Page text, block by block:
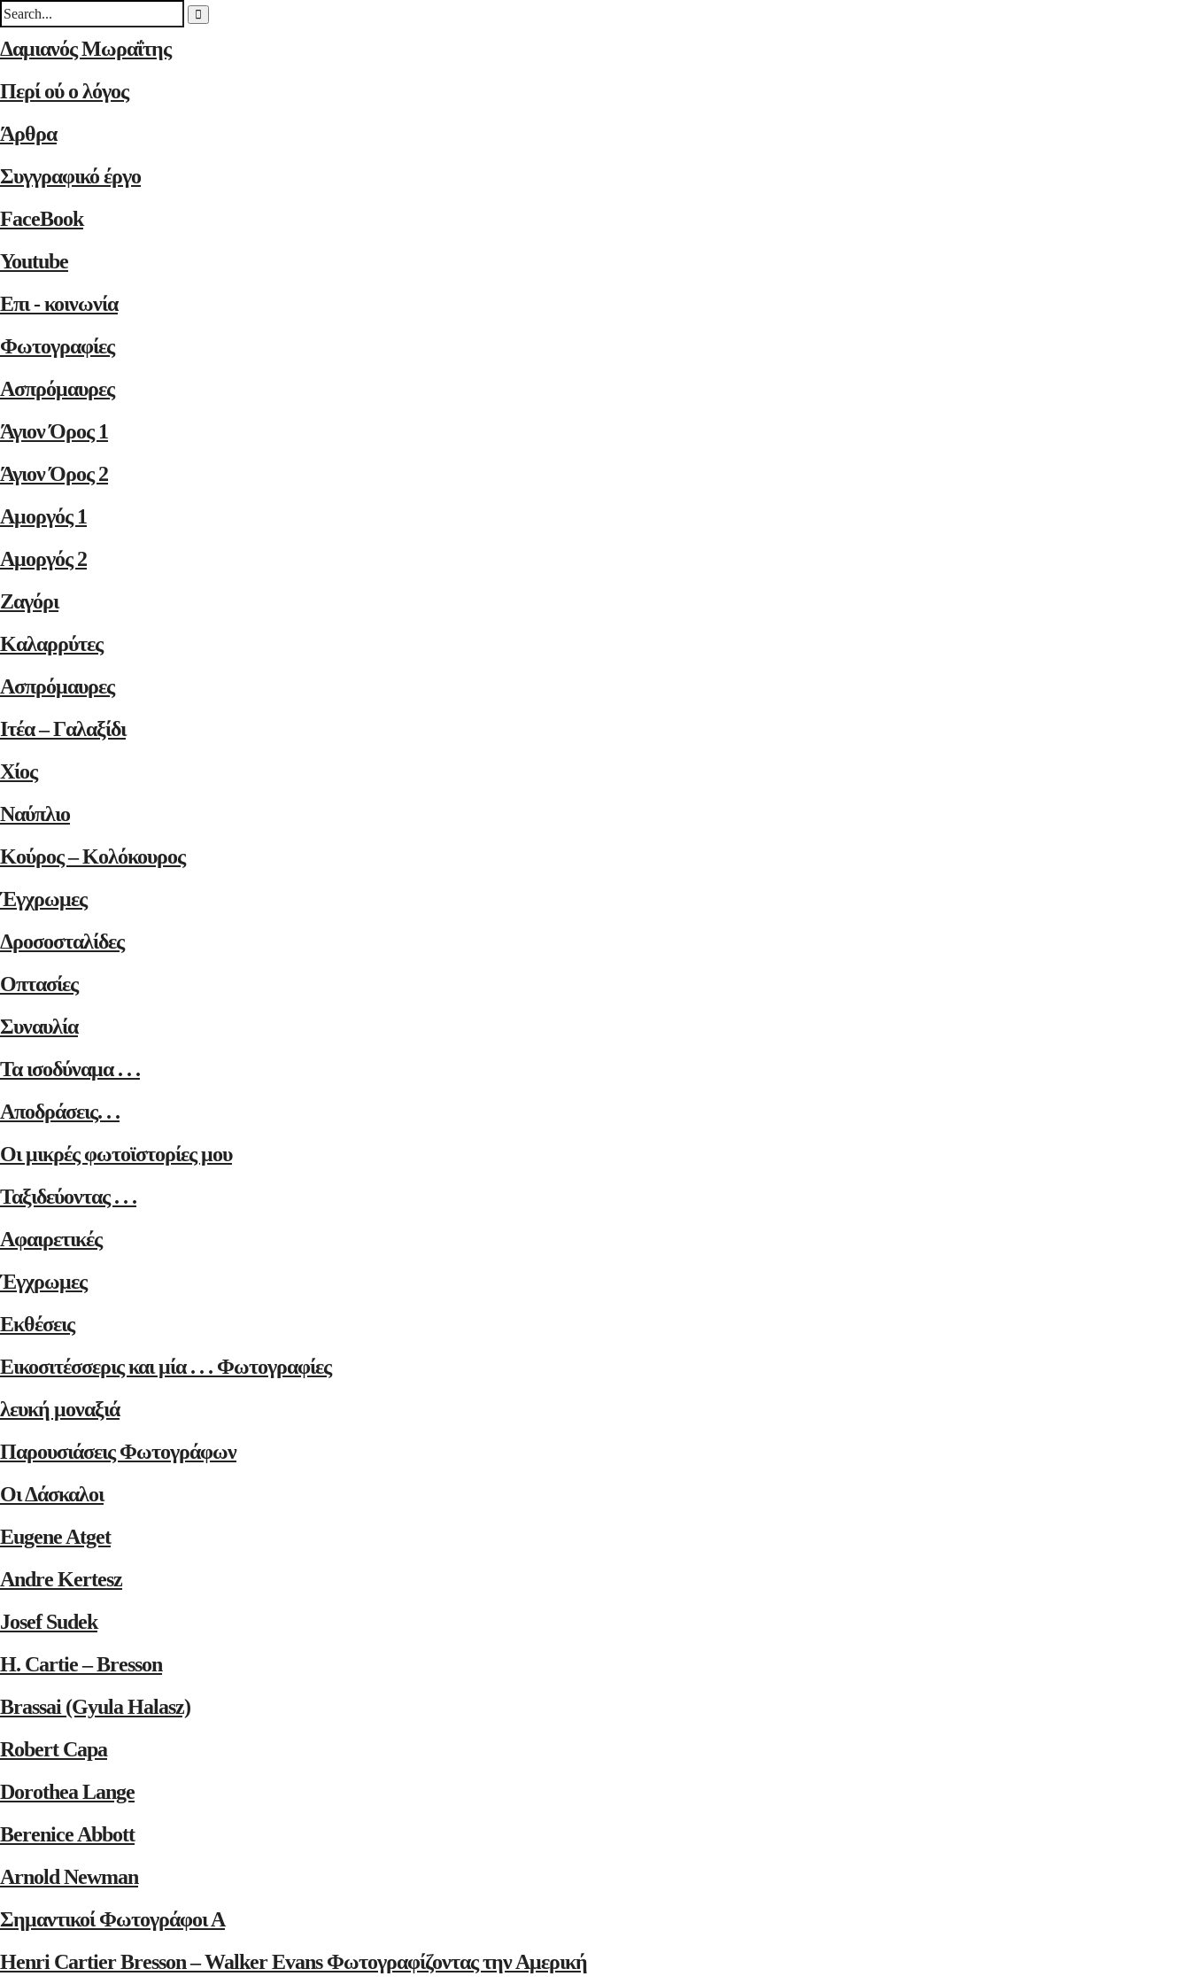
Δαμιανός Μωραΐτης
Περί ού ο λόγος
Άρθρα
Συγγραφικό έργο
FaceBook
Youtube
Επι - κοινωνία
Φωτογραφίες
Ασπρόμαυρες
Άγιον Όρος 1
Άγιον Όρος 2
Αμοργός 1
Αμοργός 2
Ζαγόρι
Καλαρρύτες
Ασπρόμαυρες
Ιτέα – Γαλαξίδι
Χίος
Ναύπλιο
Κούρος – Κολόκουρος
Έγχρωμες
Δροσοσταλίδες
Οπτασίες
Συναυλία
Τα ισοδύναμα . . .
Αποδράσεις. . .
Οι μικρές φωτοϊστορίες μου
Ταξιδεύοντας . . .
Αφαιρετικές
Έγχρωμες
Εκθέσεις
Εικοσιτέσσερις και μία . . . Φωτογραφίες
λευκή μοναξιά
Παρουσιάσεις Φωτογράφων
Οι Δάσκαλοι
Eugene Atget
Andre Kertesz
Josef Sudek
H. Cartie – Bresson
Brassai (Gyula Halasz)
Robert Capa
Dorothea Lange
Berenice Abbott
Arnold Newman
Σημαντικοί Φωτογράφοι Α
Henri Cartier Bresson – Walker Evans Φωτογραφίζοντας την Αμερική